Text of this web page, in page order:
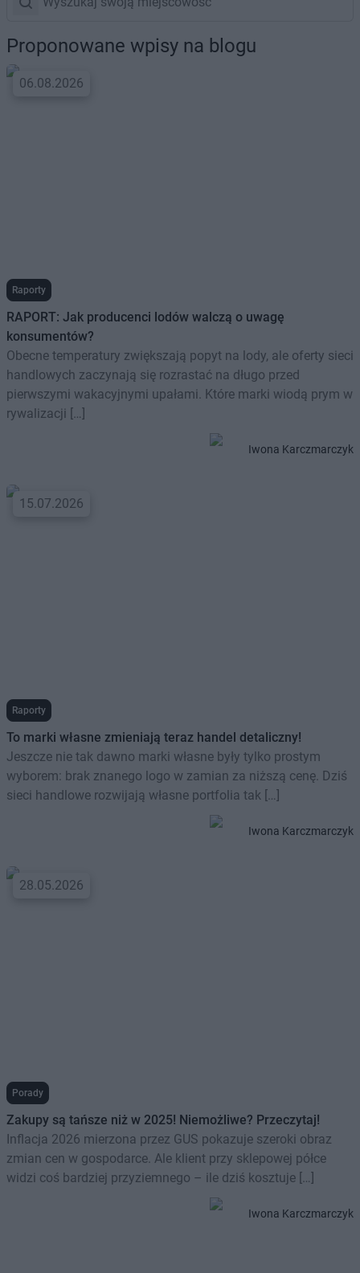
Proponowane wpisy na blogu
06.08.2026
Raporty
RAPORT: Jak producenci lodów walczą o uwagę
konsumentów?
Obecne temperatury zwiększają popyt na lody, ale oferty sieci
handlowych zaczynają się rozrastać na długo przed
pierwszymi wakacyjnymi upałami. Które marki wiodą prym w
rywalizacji […]
Iwona Karczmarczyk
15.07.2026
Raporty
To marki własne zmieniają teraz handel detaliczny!
Jeszcze nie tak dawno marki własne były tylko prostym
wyborem: brak znanego logo w zamian za niższą cenę. Dziś
sieci handlowe rozwijają własne portfolia tak […]
Iwona Karczmarczyk
28.05.2026
Porady
Zakupy są tańsze niż w 2025! Niemożliwe? Przeczytaj!
Inflacja 2026 mierzona przez GUS pokazuje szeroki obraz
zmian cen w gospodarce. Ale klient przy sklepowej półce
widzi coś bardziej przyziemnego – ile dziś kosztuje […]
Iwona Karczmarczyk